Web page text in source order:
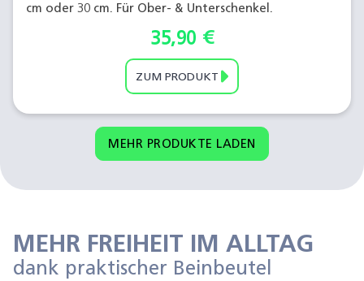
cm oder 30 cm. Für Ober- & Unterschenkel.
35,90 €
ZUM PRODUKT
MEHR PRODUKTE LADEN
MEHR FREIHEIT IM ALLTAG
dank praktischer Beinbeutel